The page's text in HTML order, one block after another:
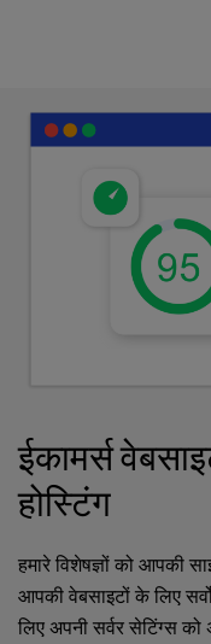
ईकामर्स
होस्टिंग
हमारे विशेषज्ञों को आपकी
आपकी वेबसाइटों के लिए
लिए अपनी सर्वर सेटिंग्स